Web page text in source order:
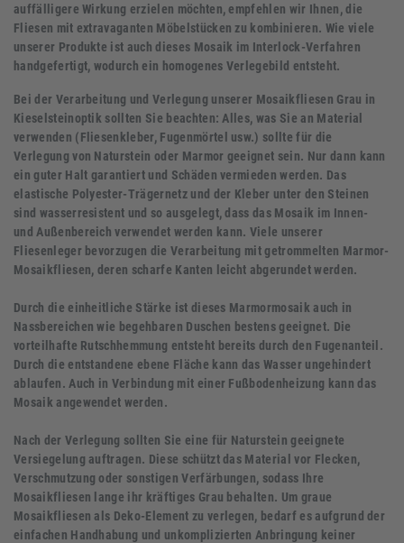
auffälligere Wirkung erzielen möchten, empfehlen wir Ihnen, die
Fliesen mit extravaganten Möbelstücken zu kombinieren. Wie viele
unserer Produkte ist auch dieses Mosaik im Interlock-Verfahren
handgefertigt, wodurch ein homogenes Verlegebild entsteht.
Bei der Verarbeitung und Verlegung unserer Mosaikfliesen Grau in
Kieselsteinoptik sollten Sie beachten: Alles, was Sie an Material
verwenden (Fliesenkleber, Fugenmörtel usw.) sollte für die
Verlegung von Naturstein oder Marmor geeignet sein. Nur dann kann
ein guter Halt garantiert und Schäden vermieden werden. Das
elastische Polyester-Trägernetz und der Kleber unter den Steinen
sind wasserresistent und so ausgelegt, dass das Mosaik im Innen-
und Außenbereich verwendet werden kann. Viele unserer
Fliesenleger bevorzugen die Verarbeitung mit getrommelten Marmor-
Mosaikfliesen, deren scharfe Kanten leicht abgerundet werden.
Durch die einheitliche Stärke ist dieses Marmormosaik auch in
Nassbereichen wie begehbaren Duschen bestens geeignet. Die
vorteilhafte Rutschhemmung entsteht bereits durch den Fugenanteil.
Durch die entstandene ebene Fläche kann das Wasser ungehindert
ablaufen. Auch in Verbindung mit einer Fußbodenheizung kann das
Mosaik angewendet werden.
Nach der Verlegung sollten Sie eine für Naturstein geeignete
Versiegelung auftragen. Diese schützt das Material vor Flecken,
Verschmutzung oder sonstigen Verfärbungen, sodass Ihre
Mosaikfliesen lange ihr kräftiges Grau behalten. Um graue
Mosaikfliesen als Deko-Element zu verlegen, bedarf es aufgrund der
einfachen Handhabung und unkomplizierten Anbringung keiner